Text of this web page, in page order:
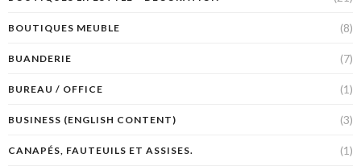
BOUTIQUES MEUBLE (8)
BUANDERIE (7)
BUREAU / OFFICE (1)
BUSINESS (ENGLISH CONTENT) (3)
CANAPÉS, FAUTEUILS ET ASSISES. (1)